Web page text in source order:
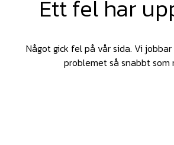
Ett fel har
Något gick fel på vår sida. Vi
problemet så snabbt som